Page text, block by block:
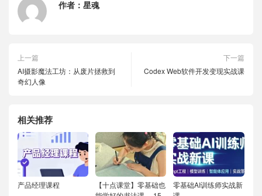
作者： 星魂
上一篇
AI摄影魔法工坊：从废片拯救到
奇幻人像
下一篇
Codex Web软件开发变现实战课
相关推荐
产品经理课程
【十点课堂】零基础也
零基础AI训练师实战新